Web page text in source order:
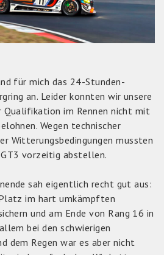
für mich das 24-Stunden-
an. Leider konnten wir unsere
Qualifikation im Rennen nicht mit
Wegen technischer
Witterungsbedingungen mussten
vorzeitig abstellen.
sah eigentlich recht gut aus:
im hart umkämpften
und am Ende von Rang 16 in
bei den schwierigen
dem Regen war es aber nicht